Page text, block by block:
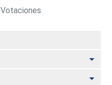
Votaciones